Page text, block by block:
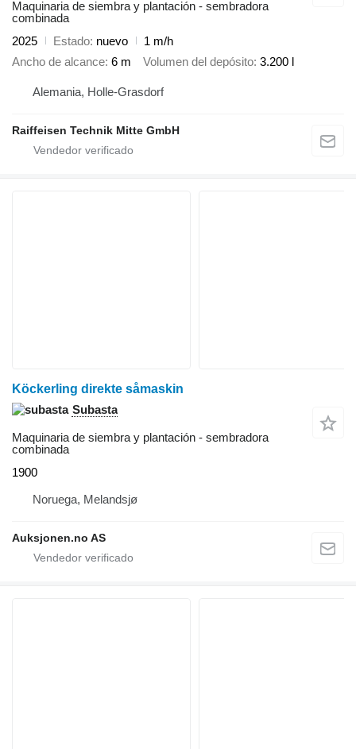
Maquinaria de siembra y plantación - sembradora
combinada
2025
Estado nuevo
1 m/h
Ancho de alcance 6 m Volumen del depósito 3.200 l
Alemania, Holle-Grasdorf
Raiffeisen Technik Mitte GmbH
Köckerling direkte såmaskin
Subasta
Maquinaria de siembra y plantación - sembradora
combinada
1900
Noruega, Melandsjø
Auksjonen.no AS